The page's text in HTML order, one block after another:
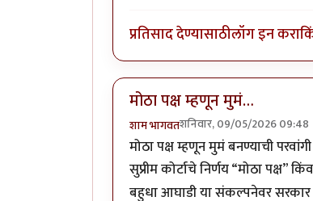
प्रतिसाद देण्यासाठीलॉग इन करा
मोठा पक्ष म्हणून मुमं…
शाम भागवतशनिवार, 09/05/2026 09:48
मोठा पक्ष म्हणून मुमं बनण्याची
सुप्रीम कोर्टाचे निर्णय “मोठा
बहुधा आघाडी या संकल्पनेवर